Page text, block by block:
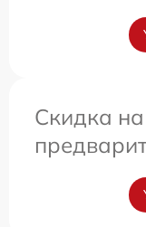
Скидка